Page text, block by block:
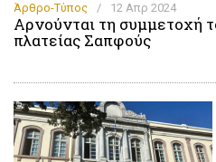
Άρθρο-Τύπος / 12 Απρ 2024
Αρνούνται τη συμμετοχή
πλατείας Σαπφούς